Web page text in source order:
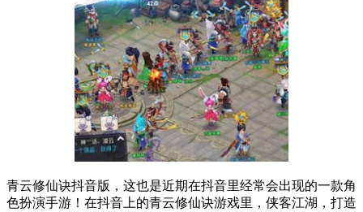
青云修仙诀抖音版，这也是近期在抖音里经常会出现的一款角
色扮演手游！在抖音上的青云修仙诀游戏里，侠客江湖，打造